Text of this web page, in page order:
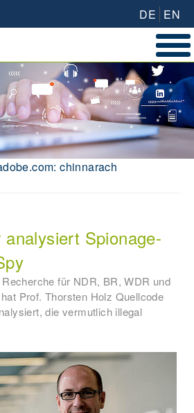
DE EN
chinnarach
Spionage-
für NDR, BR, WDR und
Prof. Thorsten Holz Quellcode
die vermutlich illegal